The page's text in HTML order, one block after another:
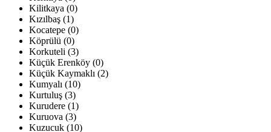
Kilitkaya (0)
Kızılbaş (1)
Kocatepe (0)
Köprülü (0)
Korkuteli (3)
Küçük Erenköy (0)
Küçük Kaymaklı (2)
Kumyalı (10)
Kurtuluş (3)
Kurudere (1)
Kuruova (3)
Kuzucuk (10)